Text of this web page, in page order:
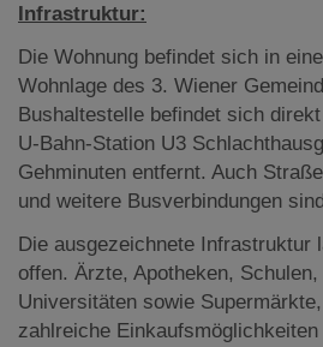
Infrastruktur:
Die Wohnung befindet sich in
Wohnlage des 3. Wiener
Bushaltestelle befindet sich
U-Bahn-Station U3
Gehminuten entfernt. Auch
und weitere Busverbindungen
Die ausgezeichnete Infrastruktur
offen. Ärzte, Apotheken,
Universitäten sowie
zahlreiche